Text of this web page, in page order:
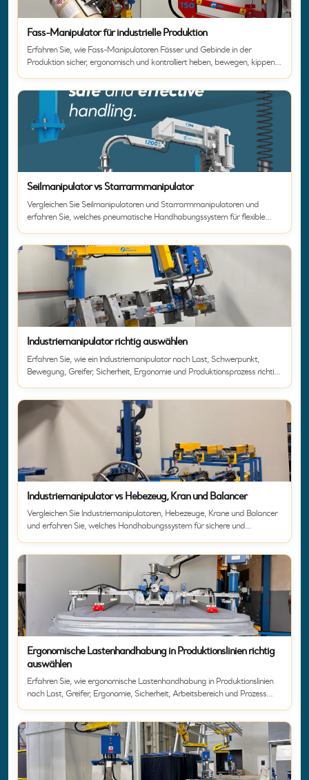
Fass-Manipulator für industrielle Produktion
Erfahren Sie, wie Fass-Manipulatoren Fässer und Gebinde in der
Produktion sicher, ergonomisch und kontrolliert heben, bewegen, kippen
Seilmanipulator vs Starrarmmanipulator
Vergleichen Sie Seilmanipulatoren und Starrarmmanipulatoren und
erfahren Sie, welches pneumatische Handhabungssystem für flexible
Industriemanipulator richtig auswählen
Erfahren Sie, wie ein Industriemanipulator nach Last, Schwerpunkt,
Bewegung, Greifer, Sicherheit, Ergonomie und Produktionsprozess richtig
Industriemanipulator vs Hebezeug, Kran und Balancer
Vergleichen Sie Industriemanipulatoren, Hebezeuge, Krane und Balancer
und erfahren Sie, welches Handhabungssystem für sichere und
Ergonomische Lastenhandhabung in Produktionslinien richtig
auswählen
Erfahren Sie, wie ergonomische Lastenhandhabung in Produktionslinien
nach Last, Greifer, Ergonomie, Sicherheit, Arbeitsbereich und Prozess